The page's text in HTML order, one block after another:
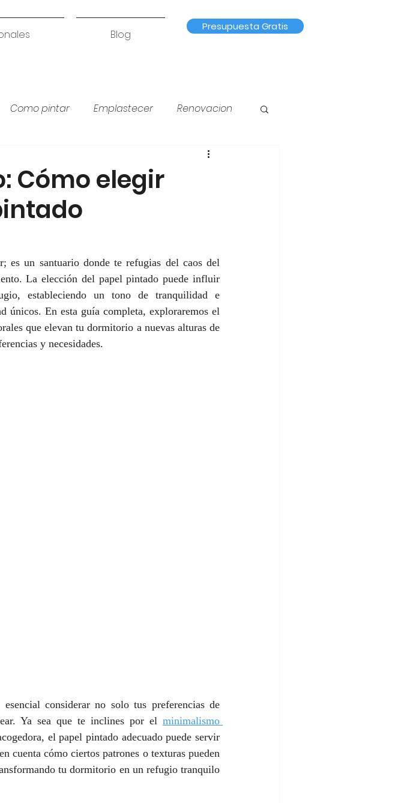
Blog
Presupuesta Gratis
Como pintar Emplastecer Renovacion
Iluminación
Cómo elegir
es un santuario donde te refugias del caos del
La elección del papel pintado puede influir
estableciendo un tono de tranquilidad e
únicos. En esta guía completa, exploraremos el
que elevan tu dormitorio a nuevas alturas de
y necesidades.
considerar no solo tus preferencias de
Ya sea que te inclines por el minimalismo
el papel pintado adecuado puede servir
cuenta cómo ciertos patrones o texturas pueden
tu dormitorio en un refugio tranquilo